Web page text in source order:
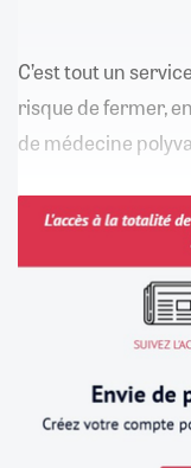
C’est tout un
risque de fermer,
de médecine